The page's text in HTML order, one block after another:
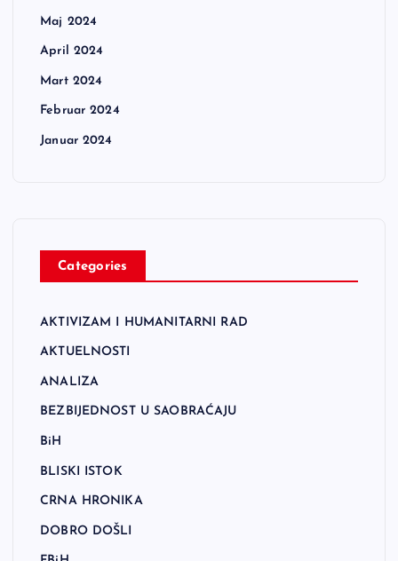
Maj 2024
April 2024
Mart 2024
Februar 2024
Januar 2024
Categories
AKTIVIZAM I HUMANITARNI RAD
AKTUELNOSTI
ANALIZA
BEZBIJEDNOST U SAOBRAĆAJU
BiH
BLISKI ISTOK
CRNA HRONIKA
DOBRO DOŠLI